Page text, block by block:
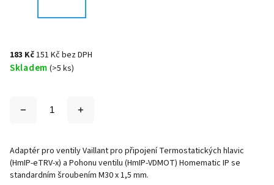
183 Kč151 Kč bez DPH
Skladem (>5 ks)
Adaptér pro ventily Vaillant pro připojení Termostatických hlavic
(HmIP-eTRV-x) a Pohonu ventilu (HmIP-VDMOT) Homematic IP se
standardním šroubením M30 x 1,5 mm.